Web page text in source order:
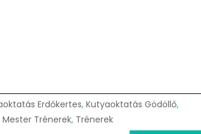
Erdőkertes, Kutyaoktatás Gödöllő,
Mester Trénerek, Trénerek